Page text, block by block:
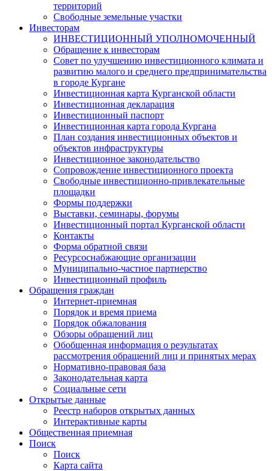
территорий
Свободные земельные участки
Инвесторам
ИНВЕСТИЦИОННЫЙ УПОЛНОМОЧЕННЫЙ
Обращение к инвесторам
Совет по улучшению инвестиционного климата и
развитию малого и среднего предпринимательства
в городе Кургане
Инвестиционная карта Курганской области
Инвестиционная декларация
Инвестиционный паспорт
Инвестиционная карта города Кургана
План создания инвестиционных объектов и
объектов инфраструктуры
Инвестиционное законодательство
Сопровождение инвестиционного проекта
Свободные инвестиционно-привлекательные
площадки
Формы поддержки
Выставки, семинары, форумы
Инвестиционный портал Курганской области
Контакты
Форма обратной связи
Ресурсоснабжающие организации
Муниципально-частное партнерство
Инвестиционный профиль
Обращения граждан
Интернет-приемная
Порядок и время приема
Порядок обжалования
Обзоры обращений лиц
Обобщенная информация о результатах
рассмотрения обращений лиц и принятых мерах
Нормативно-правовая база
Законодательная карта
Социальные сети
Открытые данные
Реестр наборов открытых данных
Интерактивные карты
Общественная приемная
Поиск
Поиск
Карта сайта